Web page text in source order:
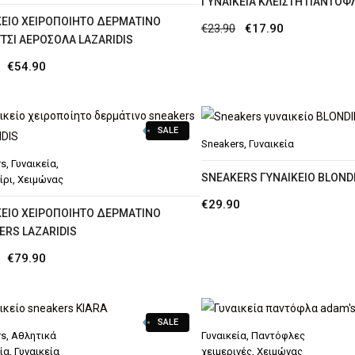
ΧΕΙΡΟΠΟΊΗΤΟ ΔΕΡΜΆΤΙΝΟ
ΑΕΡΌΣΟΛΑ LAZARIDIS
Original
was:
€59.90.
€54.90
τιμή
€54.90.
€23.90
Original
€17.90
€17.90.
SALE
, Γυναικεία,
, Χειμώνας
ΧΕΙΡΟΠΟΊΗΤΟ ΔΕΡΜΆΤΙΝΟ
LAZARIDIS
Original
was:
€97.90.
€79.90
τιμή
είναι:
Sneakers, Γυναικεία
SNEAKERS ΓΥΝΑΙΚΕΊΟ
€29.90
SALE
, Αθλητικά
, Γυναικεία
Γυναικεία, Παντόφλες
χειμερινές, Χειμώνας